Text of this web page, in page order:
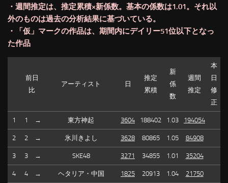
・週間推定は、推定累積×新係数。基本の係数は1.01。それ以
外のものは過去の分析結果に基づいている。
・「仮」マークの作品は、期間内にデイリー51位以下となっ
た作品
前日
比
アーティスト 日
推定
累積
新
係
数
週間
推定
本
日
修
正
1 1 → 東方神起 3604 188402 1.03 194054
2 2 → 氷川きよし 3628 80865 1.05 84908
3 3 → SKE48 3271 34855 1.01 35204
4 4 → ヘタリア・中国 1825 20913 1.04 21750